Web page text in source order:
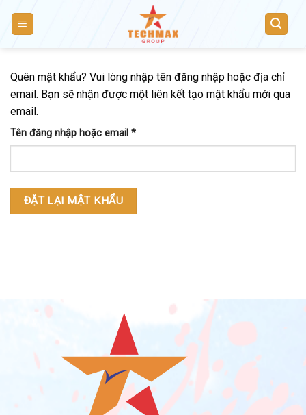
Quên mật khẩu? Vui lòng nhập tên đăng nhập hoặc địa chỉ
email. Bạn sẽ nhận được một liên kết tạo mật khẩu mới qua
email.
Tên đăng nhập hoặc email *Bắt
buộc
ĐẶT LẠI MẬT KHẨU